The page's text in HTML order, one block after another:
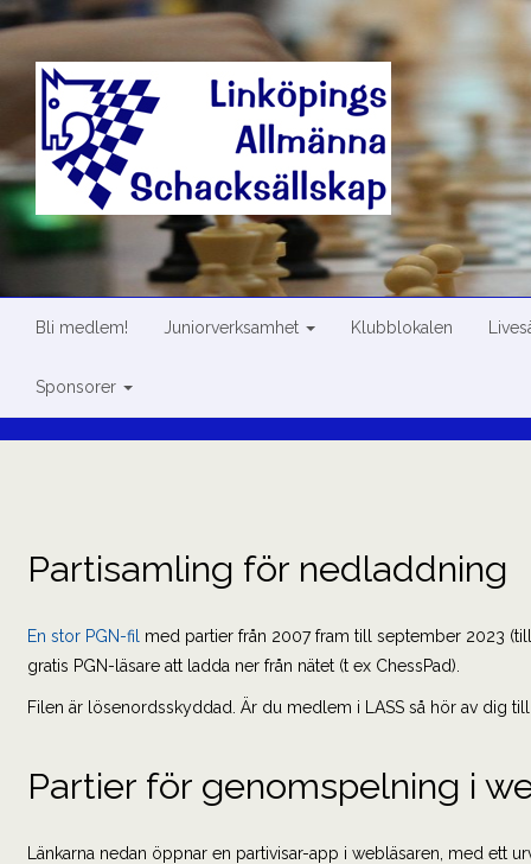
Skip
to
content
Bli medlem! Juniorverksamhet Klubblokalen
Sponsorer
Partisamling för nedladdning
En stor PGN-fil
med partier från 2007 fram till september 2023
gratis PGN-läsare att ladda ner från nätet (t ex ChessPad).
Filen är lösenordsskyddad. Är du medlem i LASS så hör av dig
Partier för genomspelning i
Länkarna nedan öppnar en partivisar-app i webläsaren, med ett